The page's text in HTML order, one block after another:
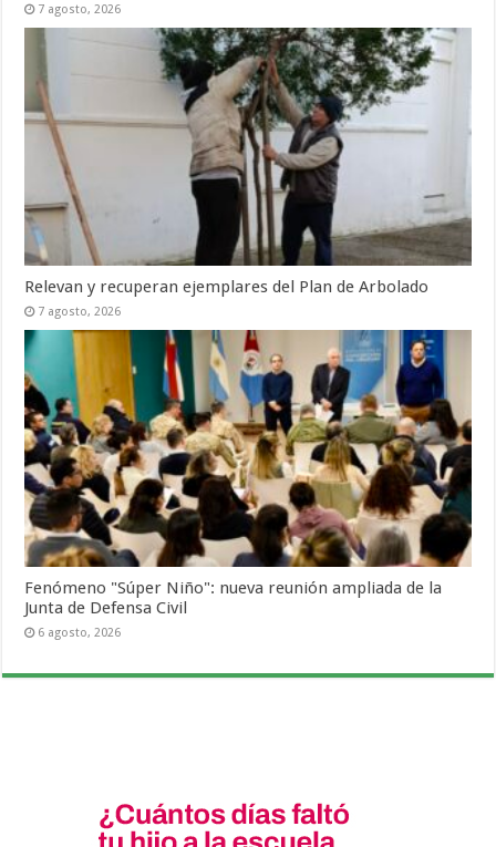
7 agosto, 2026
Relevan y recuperan ejemplares del Plan de Arbolado
7 agosto, 2026
Fenómeno "Súper Niño": nueva reunión ampliada de la
Junta de Defensa Civil
6 agosto, 2026